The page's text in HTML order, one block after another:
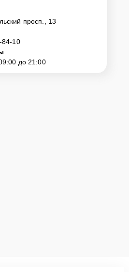
привезти устройство на
этого нужно позвонить по телефону
заявку, согласовать удобное время и
ул. Комсомольский просп., 13.
просп., 13
84-10
до 21:00